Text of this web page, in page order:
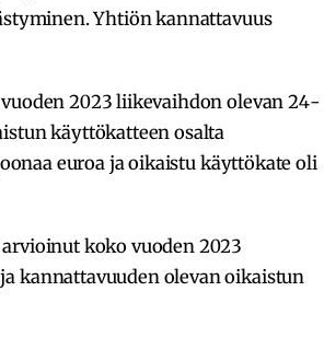
Yhtiön kannattavuus
2023 liikevaihdon olevan 24-
käyttökatteen osalta
euroa ja oikaistu käyttökate oli
koko vuoden 2023
kannattavuuden olevan oikaistun